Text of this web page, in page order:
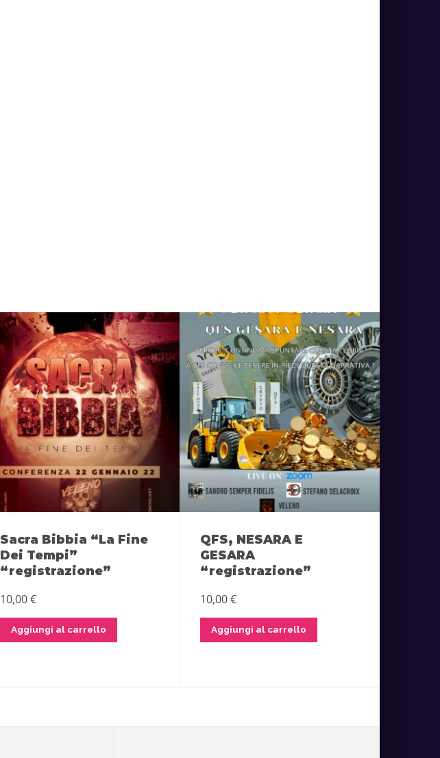
Sacra Bibbia “La Fine
Dei Tempi”
“registrazione”
10,00€
Aggiungi al carrello
QFS, NESARA E
GESARA
“registrazione”
10,00€
Aggiungi al carrello